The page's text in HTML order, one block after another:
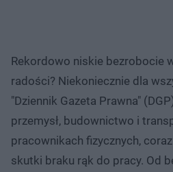
Rekordowo niskie bezrobocie
radości? Niekoniecznie dla
"Dziennik Gazeta Prawna"
przemysł, budownictwo i
pracownikach fizycznych,
skutki braku rąk do pracy. Od